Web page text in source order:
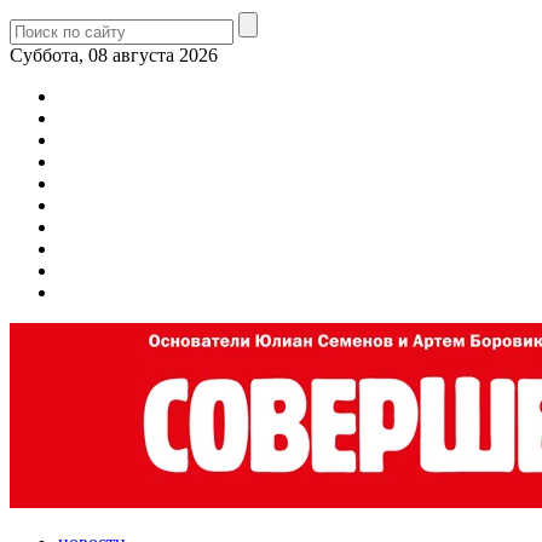
Суббота, 08 августа 2026